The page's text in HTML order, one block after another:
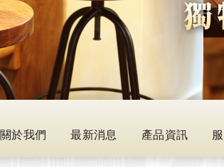
關於我們 最新消息 產品資訊